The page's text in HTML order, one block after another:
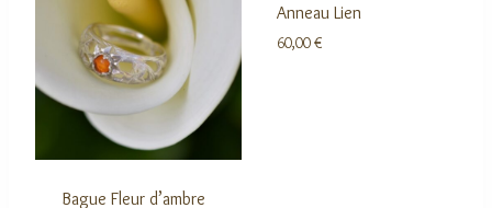
Bague Fleur d’ambre
Anneau Lien
60,00€